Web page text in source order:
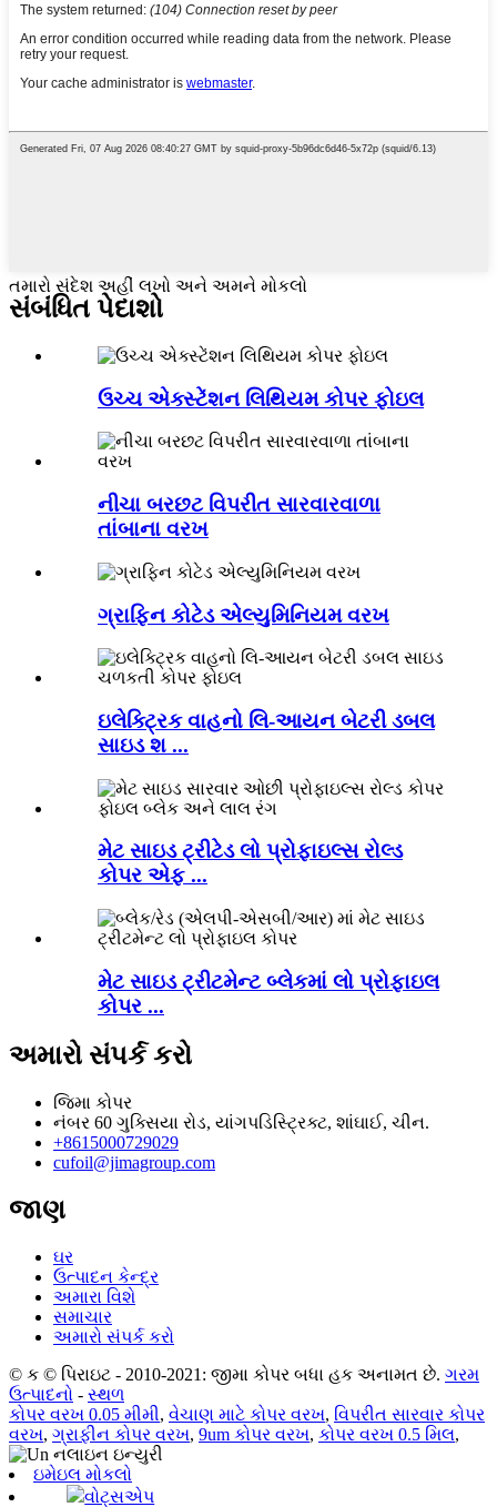
તમારો સંદેશ અહીં લખો અને અમને મોકલો
સંબંધિત પેદાશો
ઉચ્ચ એક્સ્ટેંશન લિથિયમ કોપર ફોઇલ
નીચા બરછટ વિપરીત સારવારવાળા
તાંબાના વરખ
ગ્રાફિન કોટેડ એલ્યુમિનિયમ વરખ
ઇલેક્ટ્રિક વાહનો લિ-આયન બેટરી ડબલ
સાઇડ શ ...
મેટ સાઇડ ટ્રીટેડ લો પ્રોફાઇલ્સ રોલ્ડ
કોપર એફ ...
મેટ સાઇડ ટ્રીટમેન્ટ બ્લેકમાં લો પ્રોફાઇલ
કોપર ...
અમારો સંપર્ક કરો
જિમા કોપર
નંબર 60 ગુક્સિયા રોડ, યાંગપડિસ્ટ્રિક્ટ, શાંઘાઈ, ચીન.
+8615000729029
cufoil@jimagroup.com
જાણ
ઘર
ઉત્પાદન કેન્દ્ર
અમારા વિશે
સમાચાર
અમારો સંપર્ક કરો
© ક © પિરાઇટ - 2010-2021: જીમા કોપર બધા હક અનામત છે. ગરમ
ઉત્પાદનો - સ્થળ
કોપર વરખ 0.05 મીમી, વેચાણ માટે કોપર વરખ, વિપરીત સારવાર કોપર
વરખ, ગ્રાફીન કોપર વરખ, 9um કોપર વરખ, કોપર વરખ 0.5 મિલ,
ઇમેઇલ મોકલો
વોટ્સએપ